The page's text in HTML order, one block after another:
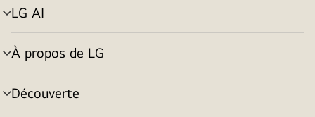
LG AI
menu
déroulant
À propos de LG
menu
déroulant
Découverte
menu